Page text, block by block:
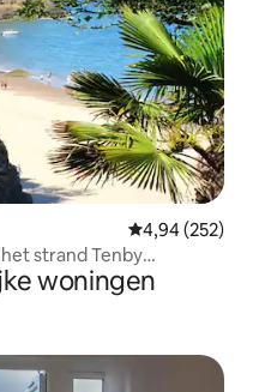
Gemiddelde
4,94 (252)
strand Tenby
woningen